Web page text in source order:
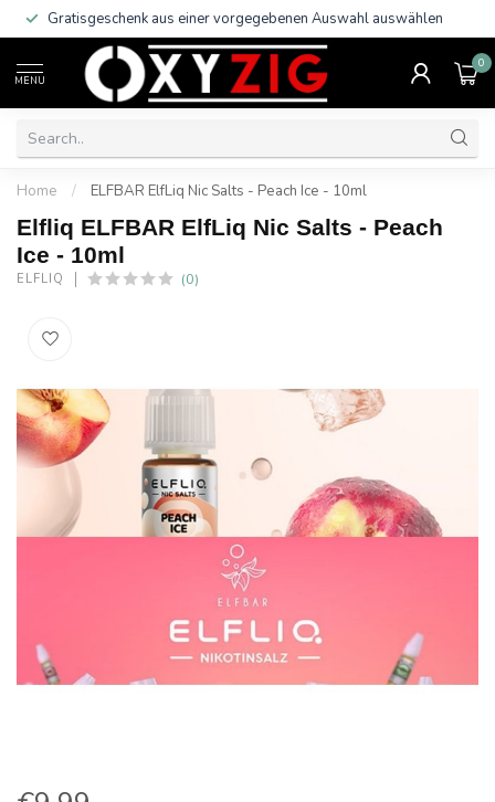
Gratisgeschenk aus einer vorgegebenen Auswahl auswählen
MENU
0
Home / ELFBAR ElfLiq Nic Salts - Peach Ice - 10ml
Elfliq ELFBAR ElfLiq Nic Salts - Peach
Ice - 10ml
ELFLIQ (0)